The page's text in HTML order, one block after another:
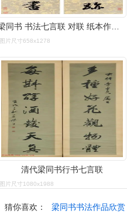
梁同书 书法七言联 对联 纸本作品欣赏
图片尺寸658x1278
清代梁同书行书七言联
图片尺寸1080x1988
猜你喜欢： 梁同书书法作品欣赏